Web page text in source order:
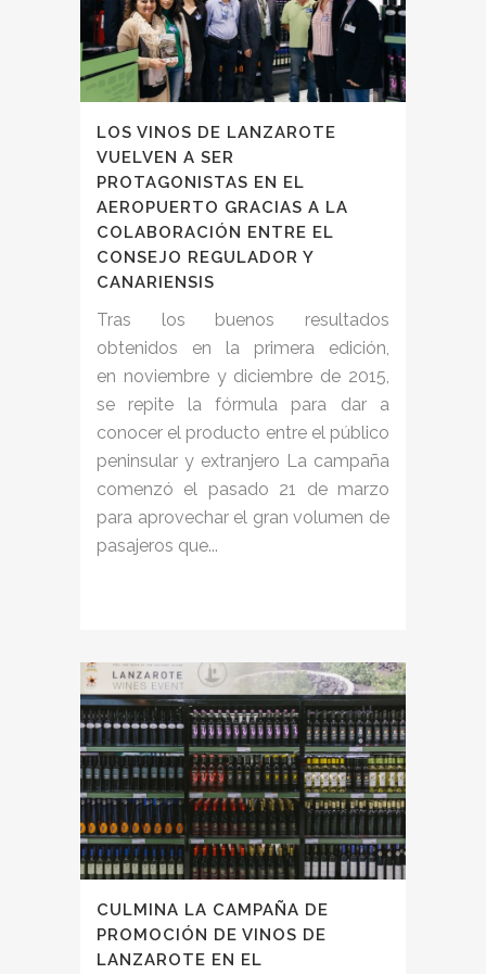
LOS VINOS DE LANZAROTE
VUELVEN A SER
PROTAGONISTAS EN EL
AEROPUERTO GRACIAS A LA
COLABORACIÓN ENTRE EL
CONSEJO REGULADOR Y
CANARIENSIS
Tras los buenos resultados
obtenidos en la primera edición,
en noviembre y diciembre de 2015,
se repite la fórmula para dar a
conocer el producto entre el público
peninsular y extranjero La campaña
comenzó el pasado 21 de marzo
para aprovechar el gran volumen de
pasajeros que...
CULMINA LA CAMPAÑA DE
PROMOCIÓN DE VINOS DE
LANZAROTE EN EL